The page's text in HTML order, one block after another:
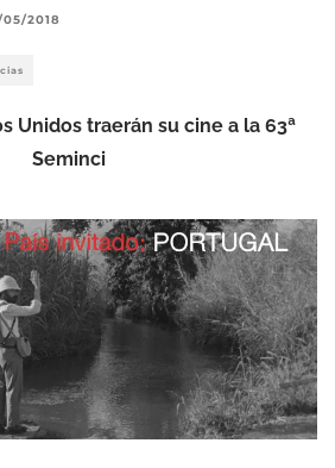
05/2018
Unidos traerán su cine a la 63ª
Seminci